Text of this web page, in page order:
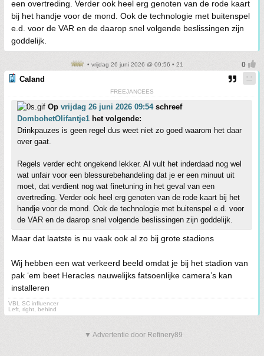
een overtreding. Verder ook heel erg genoten van de rode kaart
bij het handje voor de mond. Ook de technologie met buitenspel
e.d. voor de VAR en de daarop snel volgende beslissingen zijn
goddelijk.
• vrijdag 26 juni 2026 @ 09:56 • 21
Caland
FREEJANCEES
Op vrijdag 26 juni 2026 09:54schreef
DombohetOlifantje1 het volgende:
Drinkpauzes is geen regel dus weet niet zo goed waarom het daar
over gaat.
Regels verder echt ongekend lekker. Al vult het inderdaad nog wel
wat unfair voor een blessurebehandeling dat je er een minuut uit
moet, dat verdient nog wat finetuning in het geval van een
overtreding. Verder ook heel erg genoten van de rode kaart bij het
handje voor de mond. Ook de technologie met buitenspel e.d. voor
de VAR en de daarop snel volgende beslissingen zijn goddelijk.
Maar dat laatste is nu vaak ook al zo bij grote stadions
Wij hebben een wat verkeerd beeld omdat je bij het stadion van
pak ‘em beet Heracles nauwelijks fatsoenlijke camera’s kan
installeren
VBL SC influencer
Left, right, behind
▼ Advertentie door Refinery89